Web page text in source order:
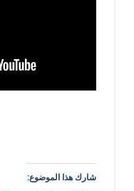
شارك هذا الموضوع: